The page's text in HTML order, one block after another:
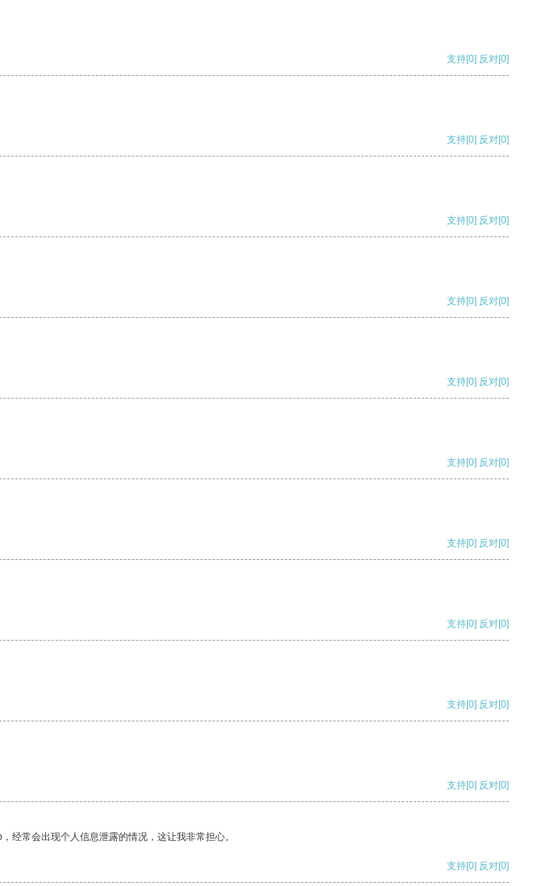
支持[0] 反对[0]
支持[0] 反对[0]
支持[0] 反对[0]
支持[0] 反对[0]
支持[0] 反对[0]
支持[0] 反对[0]
支持[0] 反对[0]
支持[0] 反对[0]
支持[0] 反对[0]
支持[0] 反对[0]
经常会出现个人信息泄露的情况，这让我非常担心。
支持[0] 反对[0]